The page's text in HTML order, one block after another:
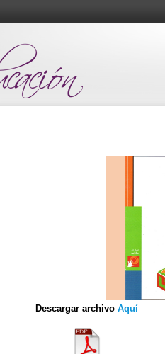
Descargar archivo Aquí